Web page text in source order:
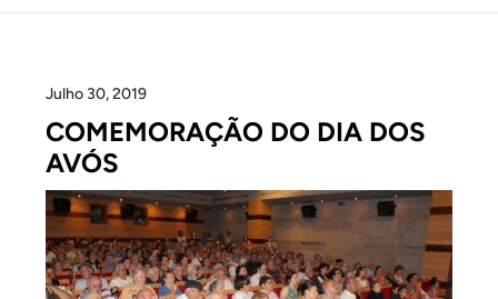
Julho 30, 2019
COMEMORAÇÃO DO DIA DOS
AVÓS